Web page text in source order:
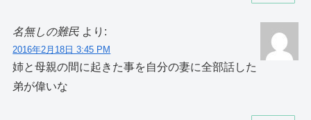
名無しの難民 より:
2016年2月18日 3:45 PM
姉と母親の間に起きた事を自分の妻に全部話した
弟が偉いな